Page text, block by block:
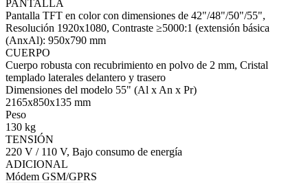
PANTALLA
Pantalla TFT en color con dimensiones de 42"/48"/50"/55",
Resolución 1920х1080, Contraste ≥5000:1 (extensión básica
(AnxAl): 950x790 mm
CUERPO
Cuerpo robusta con recubrimiento en polvo de 2 mm, Cristal
templado laterales delantero y trasero
Dimensiones del modelo 55" (Al x An x Pr)
2165х850х135 mm
Peso
130 kg
TENSIÓN
220 V / 110 V, Bajo consumo de energía
ADICIONAL
Módem GSM/GPRS